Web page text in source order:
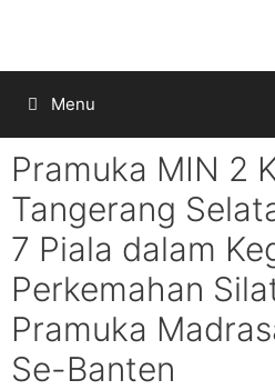
Menu
Pramuka MIN 2
Tangerang
7 Piala dalam
Perkemahan
Pramuka
Se-Banten